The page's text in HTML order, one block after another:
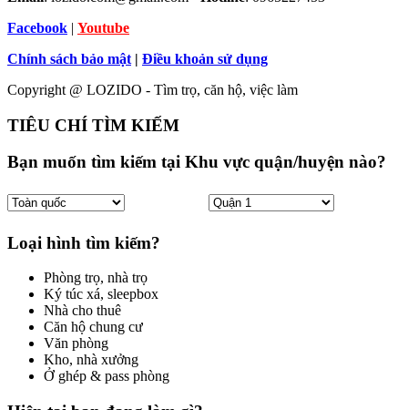
Facebook | Youtube
Chính sách bảo mật | Điều khoản sử dụng
Copyright @ LOZIDO - Tìm trọ, căn hộ, việc làm
TIÊU CHÍ TÌM KIẾM
Bạn muốn tìm kiếm tại Khu vực quận/huyện nào?
Loại hình tìm kiếm?
Phòng trọ, nhà trọ
Ký túc xá, sleepbox
Nhà cho thuê
Căn hộ chung cư
Văn phòng
Kho, nhà xưởng
Ở ghép & pass phòng